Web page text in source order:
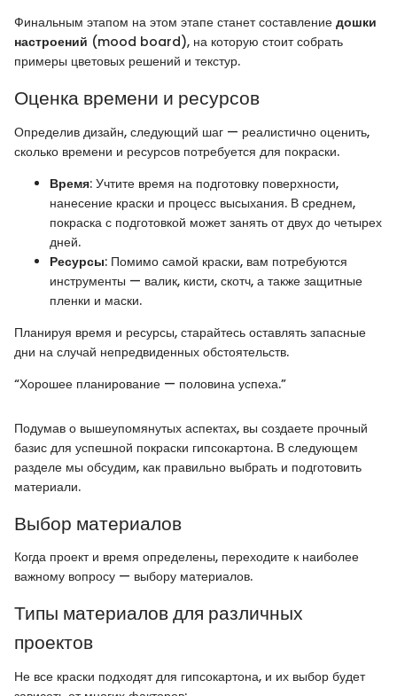
Финальным этапом на этом этапе станет составление дошки
настроений (mood board), на которую стоит собрать
примеры цветовых решений и текстур.
Оценка времени и ресурсов
Определив дизайн, следующий шаг — реалистично оценить,
сколько времени и ресурсов потребуется для покраски.
Время: Учтите время на подготовку поверхности,
нанесение краски и процесс высыхания. В среднем,
покраска с подготовкой может занять от двух до четырех
дней.
Ресурсы: Помимо самой краски, вам потребуются
инструменты — валик, кисти, скотч, а также защитные
пленки и маски.
Планируя время и ресурсы, старайтесь оставлять запасные
дни на случай непредвиденных обстоятельств.
“Хорошее планирование — половина успеха.”
Подумав о вышеупомянутых аспектах, вы создаете прочный
базис для успешной покраски гипсокартона. В следующем
разделе мы обсудим, как правильно выбрать и подготовить
материали.
Выбор материалов
Когда проект и время определены, переходите к наиболее
важному вопросу — выбору материалов.
Типы материалов для различных
проектов
Не все краски подходят для гипсокартона, и их выбор будет